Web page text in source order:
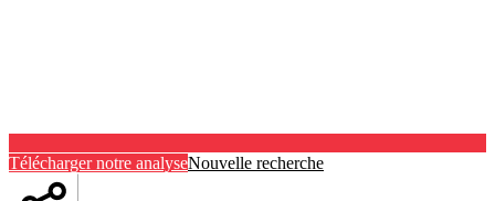
Télécharger notre analyseNouvelle recherche